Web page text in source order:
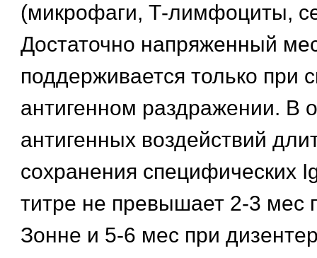
(микрофаги, Т-лимфоциты,
Достаточно напряженный
поддерживается только при
антигенном раздражении. В
антигенных воздействий
сохранения специфических
титре не превышает 2-3 мес
Зонне и 5-6 мес при